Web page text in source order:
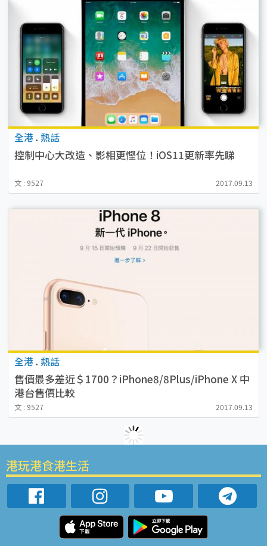
全港 . 熱話
控制中心大改造、影相更慳位！iOS11更新率先睇
文 : 9527 2017.09.13
全港 . 熱話
售價最多差近＄1700？iPhone8/8Plus/iPhone X 中
港台售價比較
文 : 9527 2017.09.13
港玩港食港生活